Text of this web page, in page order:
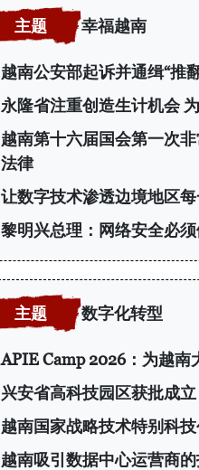
幸福越南
越南公安部起诉并通缉“推
永隆省注重创造生计机会
越南第十六届国会第一次
法律
让数字技术渗透边境地区
黎明兴总理：网络安全必
数字化转型
APIE Camp 2026：为越南
兴安省高科技园区获批成立
越南国家战略技术特别科
越南吸引数据中心运营商